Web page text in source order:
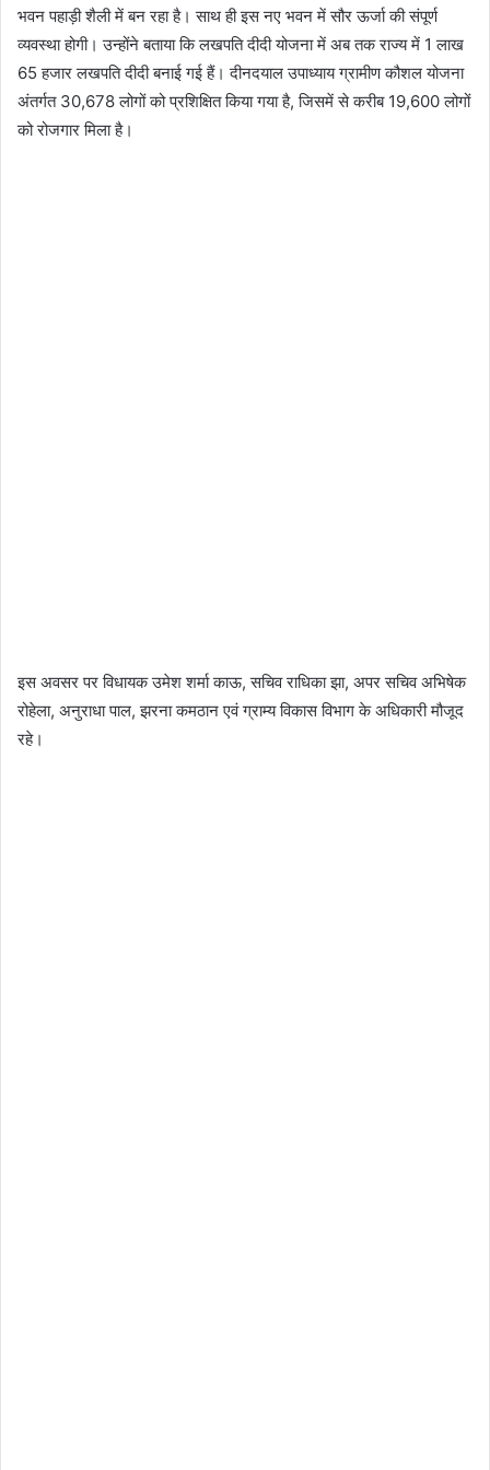
भवन पहाड़ी शैली में बन रहा है। साथ ही इस नए भवन में सौर ऊर्जा की संपूर्ण
व्यवस्था होगी। उन्होंने बताया कि लखपति दीदी योजना में अब तक राज्य में 1 लाख
65 हजार लखपति दीदी बनाई गई हैं। दीनदयाल उपाध्याय ग्रामीण कौशल योजना
अंतर्गत 30,678 लोगों को प्रशिक्षित किया गया है, जिसमें से करीब 19,600 लोगों
को रोजगार मिला है।
इस अवसर पर विधायक उमेश शर्मा काऊ, सचिव राधिका झा, अपर सचिव अभिषेक
रोहेला, अनुराधा पाल, झरना कमठान एवं ग्राम्य विकास विभाग के अधिकारी मौजूद
रहे।